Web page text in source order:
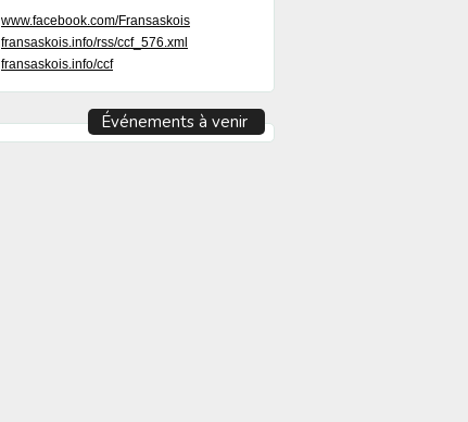
www.facebook.com/Fransaskois
fransaskois.info/rss/ccf_576.xml
fransaskois.info/ccf
Événements à venir